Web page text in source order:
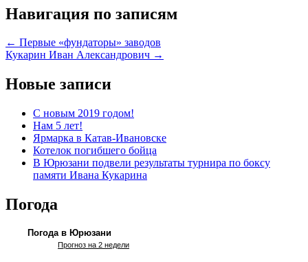
Навигация по записям
← Первые «фундаторы» заводов
Кукарин Иван Александрович →
Новые записи
С новым 2019 годом!
Нам 5 лет!
Ярмарка в Катав-Ивановске
Котелок погибшего бойца
В Юрюзани подвели результаты турнира по боксу
памяти Ивана Кукарина
Погода
Погода в Юрюзани
Прогноз на 2 недели